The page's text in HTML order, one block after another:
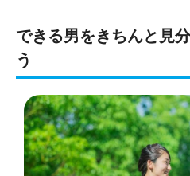
できる男をきちんと見
う